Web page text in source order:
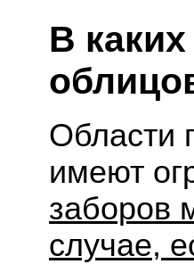
В
Области
имеют
заборов
случае,